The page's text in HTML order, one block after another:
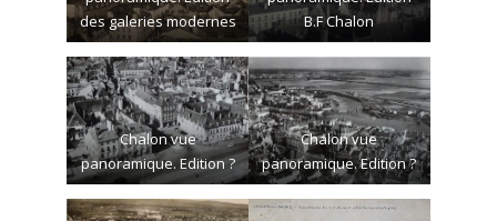
des galeries modernes
B.F Chalon
Chalon vue
panoramique. Edition ?
Chalon vue
panoramique. Edition ?